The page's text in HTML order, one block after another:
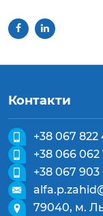
Контакти
+38 067 822
+38 066 062
+38 067 903
79040, м.